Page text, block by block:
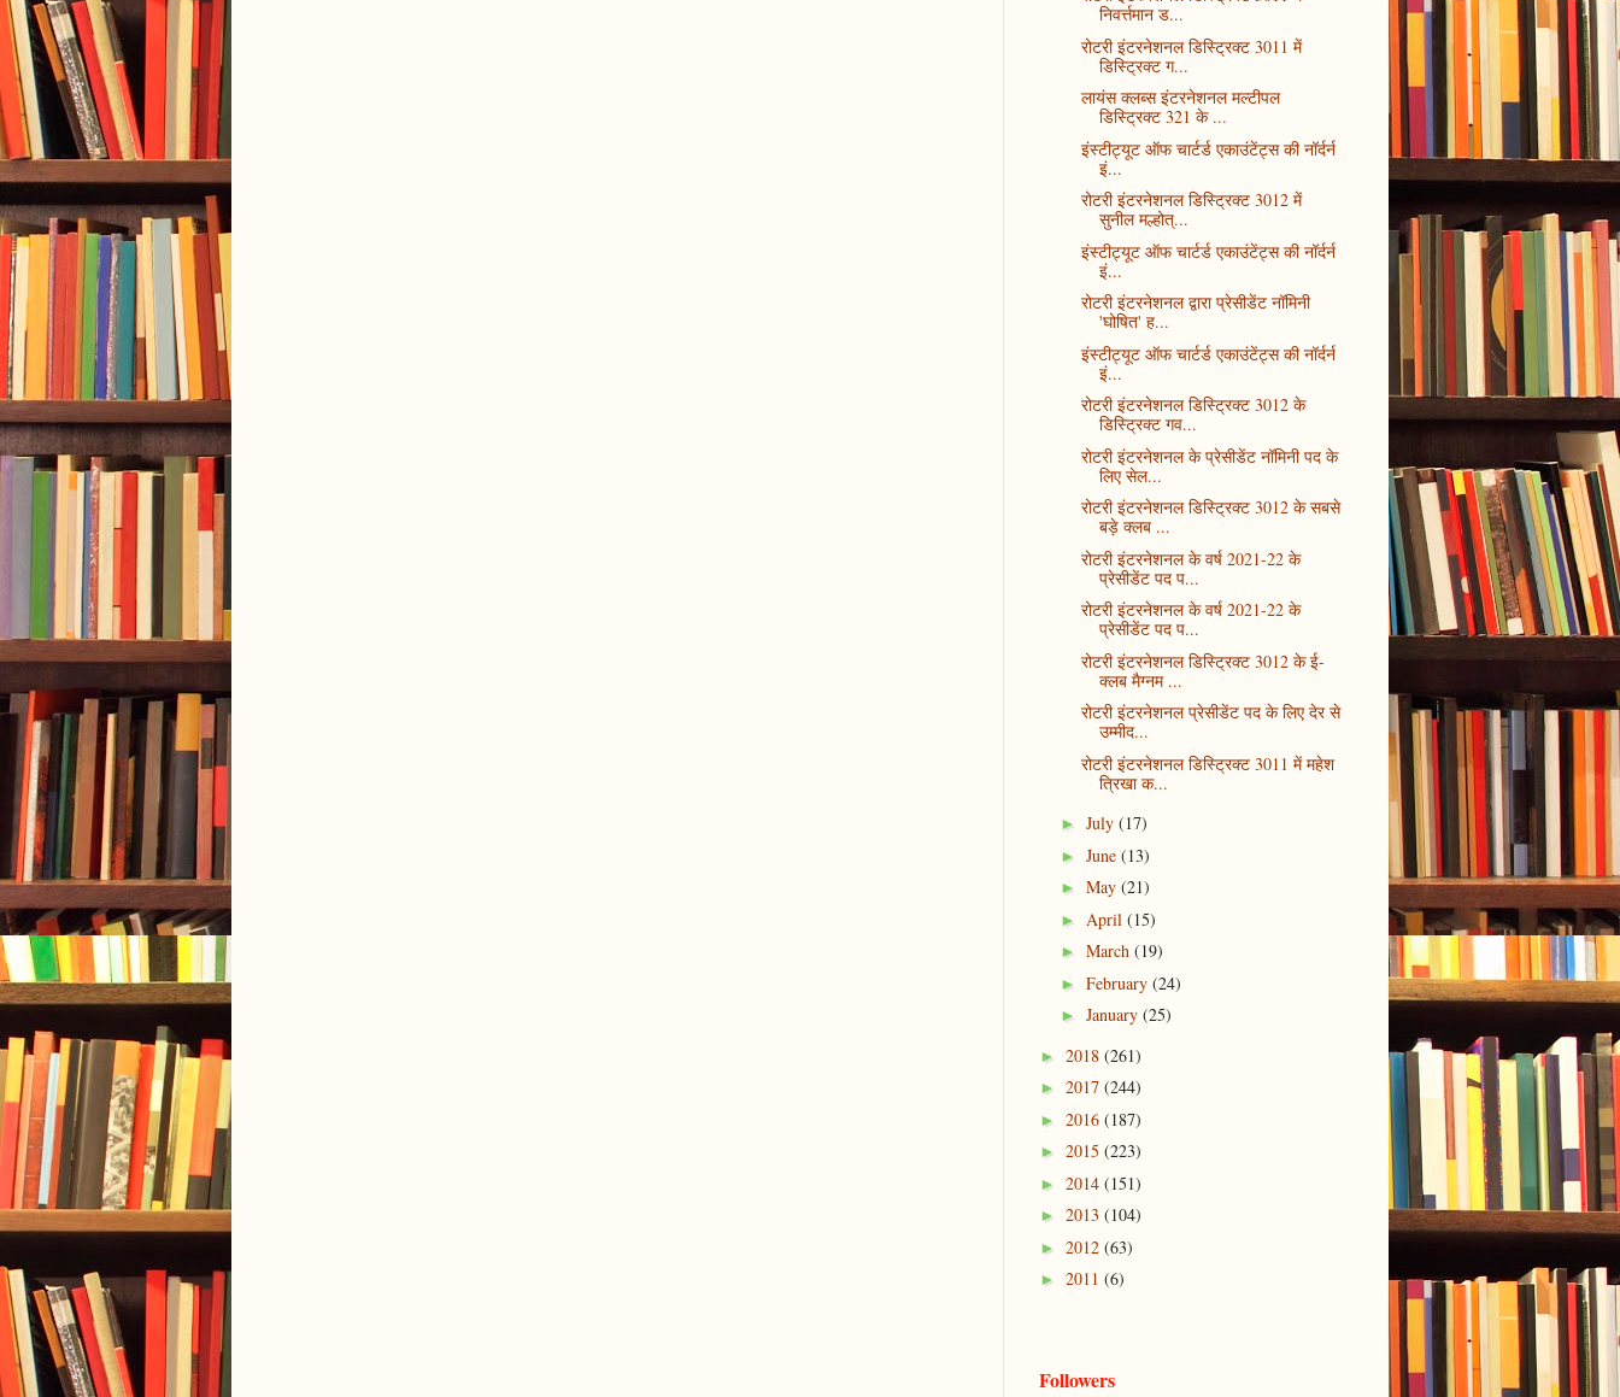
निवर्त्तमान ड...
रोटरी इंटरनेशनल डिस्ट्रिक्ट 3011 में
डिस्ट्रिक्ट ग...
लायंस क्लब्स इंटरनेशनल मल्टीपल
डिस्ट्रिक्ट 321 के ...
इंस्टीट्यूट ऑफ चार्टर्ड एकाउंटेंट्स की नॉर्दर्न
इं...
रोटरी इंटरनेशनल डिस्ट्रिक्ट 3012 में
सुनील मल्होत्...
इंस्टीट्यूट ऑफ चार्टर्ड एकाउंटेंट्स की नॉर्दर्न
इं...
रोटरी इंटरनेशनल द्वारा प्रेसीडेंट नॉमिनी
'घोषित' ह...
इंस्टीट्यूट ऑफ चार्टर्ड एकाउंटेंट्स की नॉर्दर्न
इं...
रोटरी इंटरनेशनल डिस्ट्रिक्ट 3012 के
डिस्ट्रिक्ट गव...
रोटरी इंटरनेशनल के प्रेसीडेंट नॉमिनी पद के
लिए सेल...
रोटरी इंटरनेशनल डिस्ट्रिक्ट 3012 के सबसे
बड़े क्लब ...
रोटरी इंटरनेशनल के वर्ष 2021-22 के
प्रेसीडेंट पद प...
रोटरी इंटरनेशनल के वर्ष 2021-22 के
प्रेसीडेंट पद प...
रोटरी इंटरनेशनल डिस्ट्रिक्ट 3012 के ई-
क्लब मैग्नम ...
रोटरी इंटरनेशनल प्रेसीडेंट पद के लिए देर से
उम्मीद...
रोटरी इंटरनेशनल डिस्ट्रिक्ट 3011 में महेश
त्रिखा क...
► July (17)
► June (13)
► May (21)
► April (15)
► March (19)
► February (24)
► January (25)
► 2018 (261)
► 2017 (244)
► 2016 (187)
► 2015 (223)
► 2014 (151)
► 2013 (104)
► 2012 (63)
► 2011 (6)
Followers